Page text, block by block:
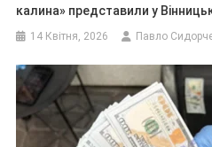
калина» представили у
14 Квітня, 2026 Павло